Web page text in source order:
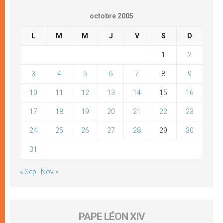
octobre 2005
L M M J V S D
1 2
3 4 5 6 7 8 9
10 11 12 13 14 15 16
17 18 19 20 21 22 23
24 25 26 27 28 29 30
31
« Sep Nov »
PAPE LÉON XIV